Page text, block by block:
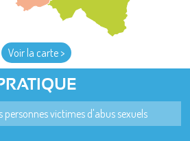
Voir la carte >
personnes victimes d'abus sexuels